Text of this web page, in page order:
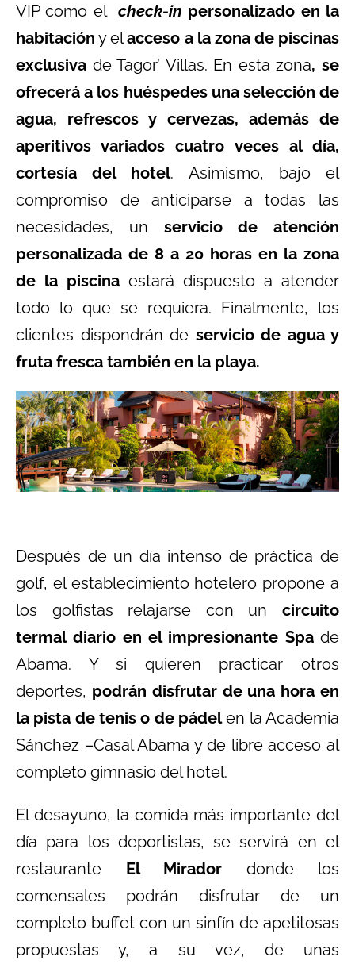
VIP como elcheck-in personalizado en la
habitación y elacceso a la zona de piscinas
exclusiva de Tagor’ Villas. En esta zona, se
ofrecerá a los huéspedes una selección de
agua, refrescos y cervezas, además de
aperitivos variados cuatro veces al día,
cortesía del hotel. Asimismo, bajo el
compromiso de anticiparse a todas las
necesidades, un servicio de atención
personalizada de 8 a 20 horas en la zona
de la piscina estará dispuesto a atender
todo lo que se requiera. Finalmente, los
clientes dispondrán de servicio de agua y
fruta fresca también en la playa.
Después de un día intenso de práctica de
golf, el establecimiento hotelero propone a
los golfistas relajarse con un circuito
termal diario en el impresionante Spade
Abama. Y si quieren practicar otros
deportes, podrán disfrutar de una hora en
la pista de tenis o de pádelen la Academia
Sánchez –Casal Abama y de libre acceso al
completo gimnasio del hotel.
El desayuno, la comida más importante del
día para los deportistas, se servirá en el
restaurante El Mirador donde los
comensales podrán disfrutar de un
completo buffet con un sinfín de apetitosas
propuestas y, a su vez, de unas